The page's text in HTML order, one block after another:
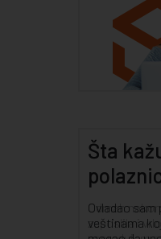
Šta
Odmah
zaposlila i